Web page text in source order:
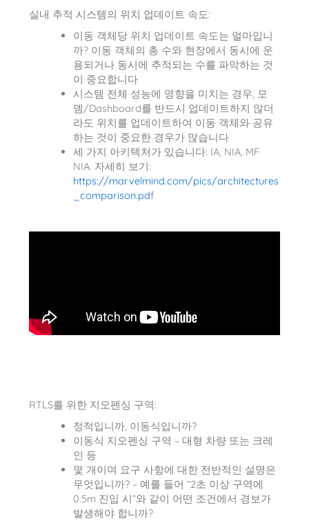
실내 추적 시스템의 위치 업데이트 속도:
이동 객체당 위치 업데이트 속도는 얼마입니
까? 이동 객체의 총 수와 현장에서 동시에 운
용되거나 동시에 추적되는 수를 파악하는 것
이 중요합니다
시스템 전체 성능에 영향을 미치는 경우, 모
뎀/Dashboard를 반드시 업데이트하지 않더
라도 위치를 업데이트하여 이동 객체와 공유
하는 것이 중요한 경우가 많습니다
세 가지 아키텍처가 있습니다: IA, NIA, MF
NIA. 자세히 보기:
https://marvelmind.com/pics/architectures
_comparison.pdf
RTLS를 위한 지오펜싱 구역:
정적입니까, 이동식입니까?
이동식 지오펜싱 구역 – 대형 차량 또는 크레
인 등
몇 개이며 요구 사항에 대한 전반적인 설명은
무엇입니까? – 예를 들어 “2초 이상 구역에
0.5m 진입 시”와 같이 어떤 조건에서 경보가
발생해야 합니까?